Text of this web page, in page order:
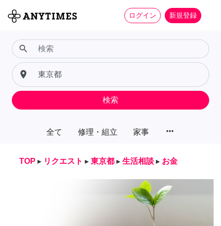
ログイン 新規登録
全て 修理・組立 家事 more_horiz
search
place
検索
TOP ▸ リクエスト ▸ 東京都 ▸ 生活相談 ▸ お金